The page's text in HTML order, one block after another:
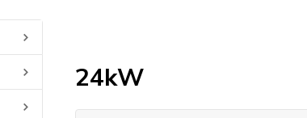
24kW